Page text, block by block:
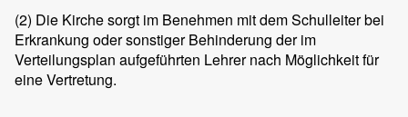
(2) Die Kirche sorgt im Benehmen mit dem Schulleiter bei
Erkrankung oder sonstiger Behinderung der im
Verteilungsplan aufgeführten Lehrer nach Möglichkeit für
eine Vertretung.